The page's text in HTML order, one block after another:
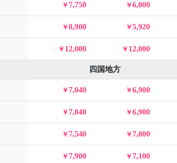
7,750 6,000
8,900 5,920
12,000 12,000
四国地方
7,040 6,900
7,040 6,900
7,540 7,000
7,900 7,100